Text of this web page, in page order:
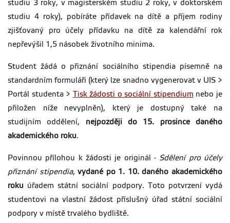
studiu 3 roky, v magisterském studiu 2 roky, v doktorském
studiu 4 roky), pobíráte přídavek na dítě a příjem rodiny
zjišťovaný pro účely přídavku na dítě za kalendářní rok
nepřevýšil 1,5 násobek životního minima.
Student žádá o přiznání sociálního stipendia písemně na
standardním formuláři (který lze snadno vygenerovat v UIS >
Portál studenta > Tisk žádosti o sociální stipendium nebo je
přiložen níže nevyplněn), který je dostupný také na
studijním oddělení, nejpozději do 15. prosince daného
akademického roku.
Povinnou přílohou k žádosti je originál - Sdělení pro účely
přiznání stipendia,vydané po 1. 10. daného akademického
roku úřadem státní sociální podpory. Toto potvrzení vydá
studentovi na vlastní žádost příslušný úřad státní sociální
podpory v místě trvalého bydliště.